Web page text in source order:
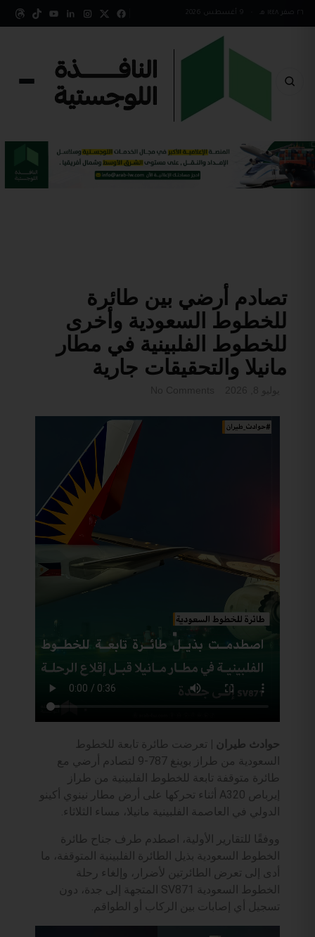
9 أغسطس 2026
تصادم أرضي بين طائرة
للخطوط السعودية وأخرى
للخطوط الفلبينية في مطار
مانيلا والتحقيقات جارية
حوادث طيران | تعرضت طائرة تابعة للخطوط
السعودية من طراز بوينغ 787-9 لتصادم أرضي مع
طائرة متوقفة تابعة للخطوط الفلبينية من طراز
إيرباص A320 أثناء تحركها على أرض مطار نينوي أكينو
الدولي في العاصمة الفلبينية مانيلا، مساء الثلاثاء.
ووفقًا للتقارير الأولية، اصطدم طرف جناح طائرة
الخطوط السعودية بذيل الطائرة الفلبينية المتوقفة، ما
أدى إلى تعرض الطائرتين لأضرار، وإلغاء رحلة
الخطوط السعودية SV871 المتجهة إلى جدة، دون
تسجيل أي إصابات بين الركاب أو الطواقم.